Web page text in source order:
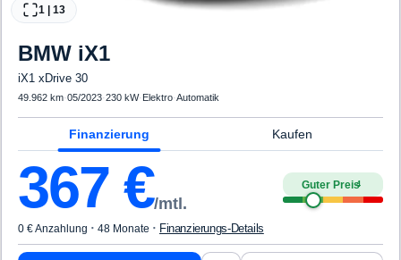
1 13
BMW iX1
iX1 xDrive 30
49.962 km·05/2023·230 kW· Elektro·Automatik
Finanzierung Kaufen
367 €/mtl.
Guter Preis4
0 € Anzahlung · 48 Monate · Finanzierungs-Details